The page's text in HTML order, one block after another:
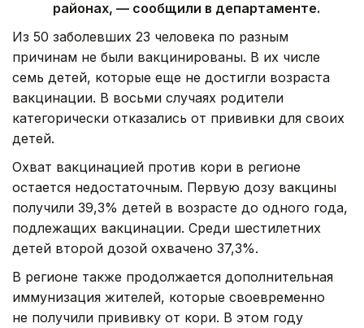
районах, — сообщили в департаменте.
Из 50 заболевших 23 человека по разным
причинам не были вакцинированы. В их числе
семь детей, которые еще не достигли возраста
вакцинации. В восьми случаях родители
категорически отказались от прививки для своих
детей.
Охват вакцинацией против кори в регионе
остается недостаточным. Первую дозу вакцины
получили 39,3% детей в возрасте до одного года,
подлежащих вакцинации. Среди шестилетних
детей второй дозой охвачено 37,3%.
В регионе также продолжается дополнительная
иммунизация жителей, которые своевременно
не получили прививку от кори. В этом году